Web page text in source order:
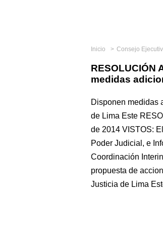
Inicio Consejo
RESOLUCIÓN
medidas
Disponen medidas
de Lima Este
de 2014 VISTOS:
Poder Judicial, e
Coordinación
propuesta de
Justicia de Lima